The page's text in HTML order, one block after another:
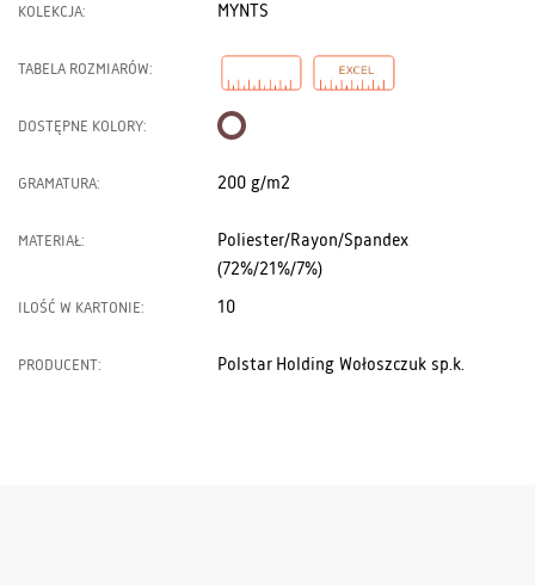
KOLEKCJA: MYNTS
TABELA ROZMIARÓW:
DOSTĘPNE KOLORY:
GRAMATURA: 200 g/m2
MATERIAŁ:
Poliester/Rayon/Spandex
(72%/21%/7%)
ILOŚĆ W KARTONIE: 10
PRODUCENT: Polstar Holding Wołoszczuk sp.k.